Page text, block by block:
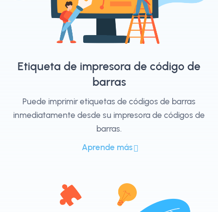
Etiqueta de impresora de código de
barras
Puede imprimir etiquetas de códigos de barras
inmediatamente desde su impresora de códigos de
barras.
Aprende más